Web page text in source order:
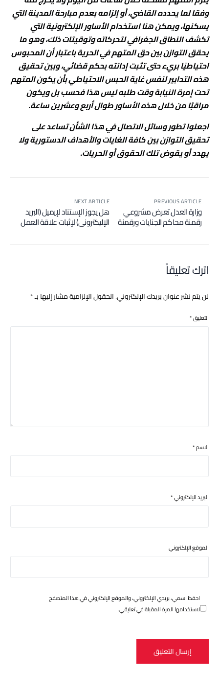
وفقا لما يحدده القاضي، أو إلزامه بعدم مبارحة المدينة التي
يسكنها، ويمكن هنا استخدام الأساور الإلكترونية التي
تكشف النطاق الجغرافي لتحركاته وتوقيتات ذلك، وهو ما
يحقق التوازن بين حق المتهم في الحرية باعتبار أن المحبوس
احتياطيًا بريء حتى تثبت إدانته بحكم قضائي، وبين تحقيق
هذه التدابير لنفس غاية الحبس الاحتياطي بأن يكون المتهم
تحت إمرة النيابة وقت طلبه ليس هذا فحسب بل ويكون
مراقبًا من خلال هذه الأساور طوال أربع وعشرين ساعة.
اجعلوا تطور وسائل الاتصال في هذا الشأن تساعد على
تحقيق التوازن بين كافة الغايات والأهداف الدستورية ولا
يهدد أو يقوض تلك الحقوق أو الحريات.
PREVIOUS ARTICLE
وزارة العدل تعرض مشروعي
رقمنة محاكم الجنايات ورقمنة
NEXT ARTICLE
هل يجوز الإستناد لإيميل (البريد
الإليكتروني) لإثبات علاقة العمل
اترك تعليقاً
لن يتم نشر عنوان بريدك الإلكتروني.الحقول الإلزامية مشار إليها بـ*
التعليق*
الاسم*
البريد الإلكتروني*
الموقع الإلكتروني
احفظ اسمي، بريدي الإلكتروني، والموقع الإلكتروني في هذا المتصفح
لاستخدامها المرة المقبلة في تعليقي.